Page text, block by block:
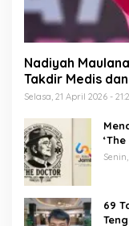
Nadiyah
Takdir Medis
Selasa, 21 April 2026 -
69